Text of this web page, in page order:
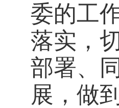
委的工
落实，
部署、
展， 做到